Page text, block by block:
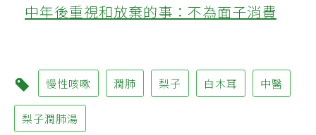
中年後重視和放棄的事：不為面子消費
慢性咳嗽 潤肺 梨子 白木耳 中醫
梨子潤肺湯